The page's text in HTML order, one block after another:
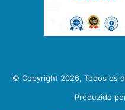
© Copyright 2026, Todos os
Produzido